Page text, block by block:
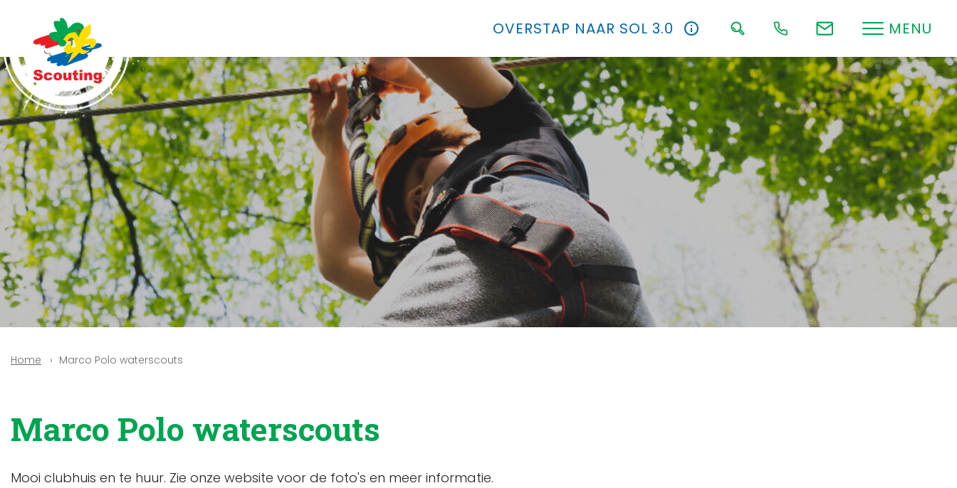
OVERSTAP NAAR SOL 3.0 MENU
Home Marco Polo waterscouts
Marco Polo waterscouts
Mooi clubhuis en te huur. Zie onze website voor de foto's en meer informatie.